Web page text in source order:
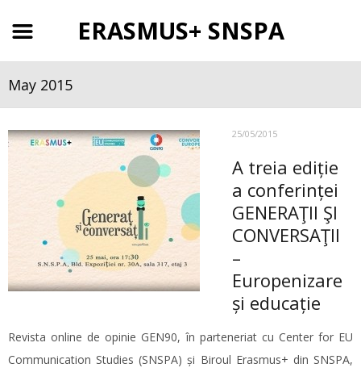
ERASMUS+ SNSPA
May 2015
25/05/2015
A treia ediție
a conferinței
GENERAŢII ŞI
CONVERSAŢII
–
Europenizare
și educație
Revista online de opinie GEN90, în parteneriat cu Center for EU
Communication Studies (SNSPA) și Biroul Erasmus+ din SNSPA,